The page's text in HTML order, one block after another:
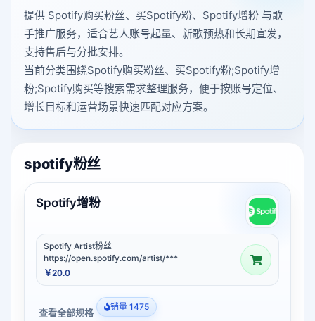
提供 Spotify购买粉丝、买Spotify粉、Spotify增粉 与歌
手推广服务，适合艺人账号起量、新歌预热和长期宣发，
支持售后与分批安排。
当前分类围绕Spotify购买粉丝、买Spotify粉;Spotify增
粉;Spotify购买等搜索需求整理服务，便于按账号定位、
增长目标和运营场景快速匹配对应方案。
spotify粉丝
Spotify增粉
Spotify Artist粉丝
https://open.spotify.com/artist/***
￥20.0
查看全部规格 销量 1475